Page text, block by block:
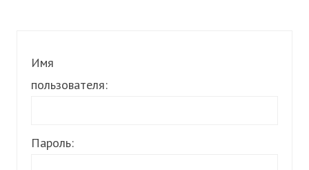
Имя
пользователя:
Пароль: